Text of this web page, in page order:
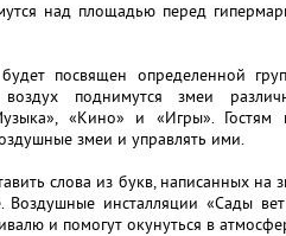
над площадью перед
посвящен определенной
поднимутся змеи
«Кино» и «Игры». Гостям
змеи и управлять ими.
слова из букв, написанных на
Воздушные инсталляции «Сады
и помогут окунуться в